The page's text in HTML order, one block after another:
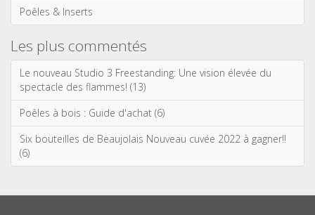
Poêles & Inserts
Les plus commentés
Le nouveau Studio 3 Freestanding: Une vision élevée du
spectacle des flammes! (13)
Poêles à bois : Guide d'achat (6)
Six bouteilles de Beaujolais Nouveau cuvée 2022 à gagner!!
(6)